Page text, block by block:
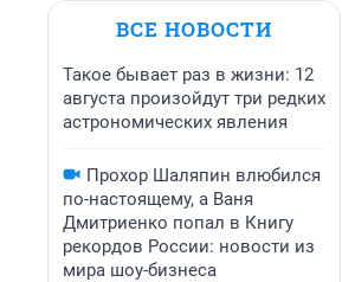
ВСЕ НОВОСТИ
Такое бывает раз в жизни: 12
августа произойдут три редких
астрономических явления
Прохор Шаляпин влюбился
по-настоящему, а Ваня
Дмитриенко попал в Книгу
рекордов России: новости из
мира шоу-бизнеса